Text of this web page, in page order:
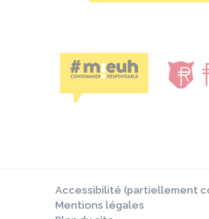
Accessibilité (partiellement
Mentions légales